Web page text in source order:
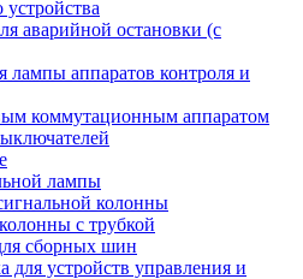
аварийной остановки (с
лампы аппаратов контроля и
коммутационным аппаратом
лампы
колонны
с трубкой
сборных шин
устройств управления и